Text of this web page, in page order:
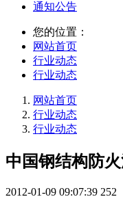
通知公告
您的位置：
网站首页
行业动态
行业动态
网站首页
行业动态
行业动态
中国钢结构防
2012-01-09 09:07:39 252